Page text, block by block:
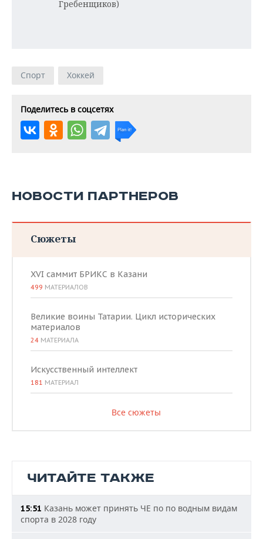
Гребенщиков)
Спорт Хоккей
Поделитесь в соцсетях
НОВОСТИ ПАРТНЕРОВ
Сюжеты
XVI саммит БРИКС в Казани
499 МАТЕРИАЛОВ
Великие воины Татарии. Цикл исторических
материалов
24 МАТЕРИАЛА
Искусственный интеллект
181 МАТЕРИАЛ
Все сюжеты
ЧИТАЙТЕ ТАКЖЕ
15:51 Казань может принять ЧЕ по по водным видам
спорта в 2028 году